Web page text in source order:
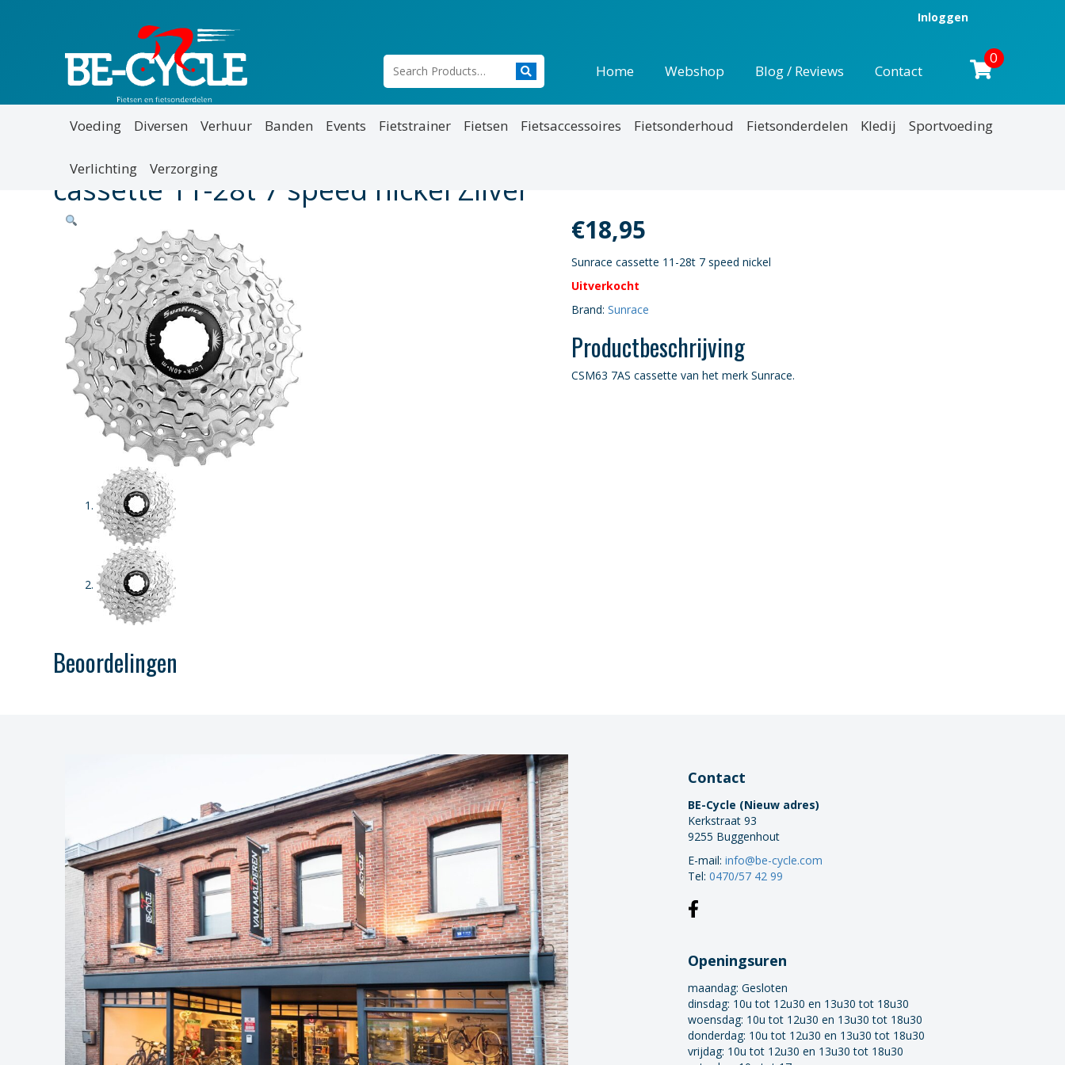
Inloggen
Home Webshop Blog / Reviews Contact
0
Voeding Diversen Verhuur Banden Events Fietstrainer Fietsen Fietsaccessoires Fietsonderhoud Fietsonderdelen Kledij Sportvoeding
Verlichting Verzorging
cassette 11-28t 7 speed nickel Zilver
€18,95
Sunrace cassette 11-28t 7 speed nickel
Uitverkocht
Brand:Sunrace
Productbeschrijving
CSM63 7AS cassette van het merk Sunrace.
Beoordelingen
Contact
BE-Cycle (Nieuw adres)
Kerkstraat 93
9255 Buggenhout
E-mail:info@be-cycle.com
Tel:0470/57 42 99
Openingsuren
maandag:Gesloten
dinsdag: 10u tot 12u30 en 13u30 tot 18u30
woensdag: 10u tot 12u30 en 13u30 tot 18u30
donderdag: 10u tot 12u30 en 13u30 tot 18u30
vrijdag: 10u tot 12u30 en 13u30 tot 18u30